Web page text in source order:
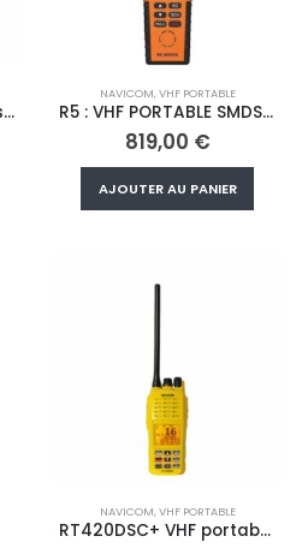
Kit combiné double poste pour RT850-V2
NAVICOM,VHF PORTABLE
R5 : VHF PORTABLE SMDSM
819,00 €
AJOUTER AU PANIER
NAVICOM,VHF PORTABLE
RT420DSC+ VHF portable 5W – Etanche et Flottante – GPS et DSC